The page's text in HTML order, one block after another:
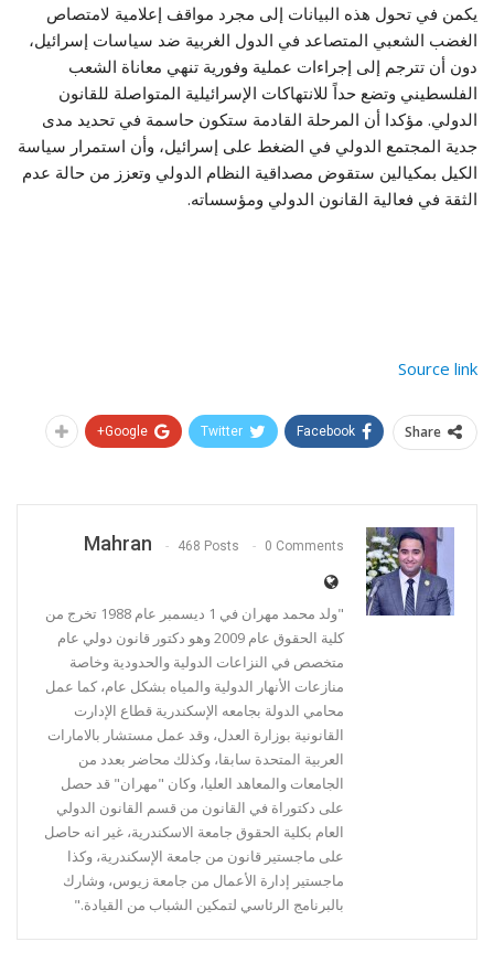
يكمن في تحول هذه البيانات إلى مجرد مواقف إعلامية لامتصاص
الغضب الشعبي المتصاعد في الدول الغربية ضد سياسات إسرائيل،
دون أن تترجم إلى إجراءات عملية وفورية تنهي معاناة الشعب
الفلسطيني وتضع حداً للانتهاكات الإسرائيلية المتواصلة للقانون
الدولي. مؤكدا أن المرحلة القادمة ستكون حاسمة في تحديد مدى
جدية المجتمع الدولي في الضغط على إسرائيل، وأن استمرار سياسة
الكيل بمكيالين ستقوض مصداقية النظام الدولي وتعزز من حالة عدم
الثقة في فعالية القانون الدولي ومؤسساته.
Source link
Share
Facebook
Twitter
Google+
Mahran 468 Posts 0 Comments
"ولد محمد مهران في 1 ديسمبر عام 1988 تخرج من
كلية الحقوق عام 2009 وهو دكتور قانون دولي عام
متخصص في النزاعات الدولية والحدودية وخاصة
منازعات الأنهار الدولية والمياه بشكل عام، كما عمل
محامي الدولة بجامعه الإسكندرية قطاع الإدارت
القانونية بوزارة العدل، وقد عمل مستشار بالامارات
العربية المتحدة سابقا، وكذلك محاضر بعدد من
الجامعات والمعاهد العليا، وكان "مهران" قد حصل
على دكتوراة في القانون من قسم القانون الدولي
العام بكلية الحقوق جامعة الاسكندرية، غير انه حاصل
على ماجستير قانون من جامعة الإسكندرية، وكذا
ماجستير إدارة الأعمال من جامعة زيوس، وشارك
بالبرنامج الرئاسي لتمكين الشباب من القيادة."